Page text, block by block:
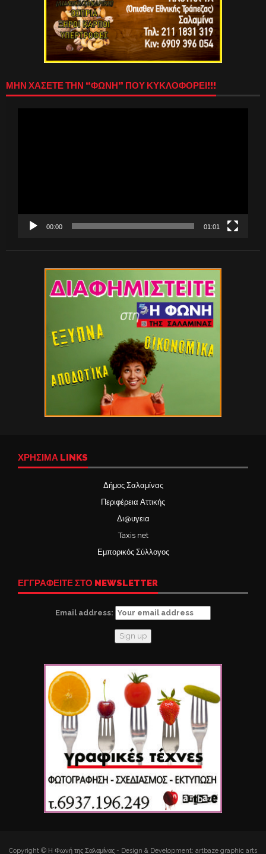
ΜΗΝ ΧΑΣΕΤΕ ΤΗΝ “ΦΩΝΗ” ΠΟΥ ΚΥΚΛΟΦΟΡΕΙ!!!
00:00 01:01
ΧΡΉΣΙΜΑ LINKS
Δήμος Σαλαμίνας
Περιφέρεια Αττικής
Δι@υγεια
Taxis net
Εμπορικός Σύλλογος
ΕΓΓΡΑΦΕΙΤΕ ΣΤΟ NEWSLETTER
Email address:
Copyright © Η Φωνή της Σαλαμίνας - Design & Development: artbaze graphic arts